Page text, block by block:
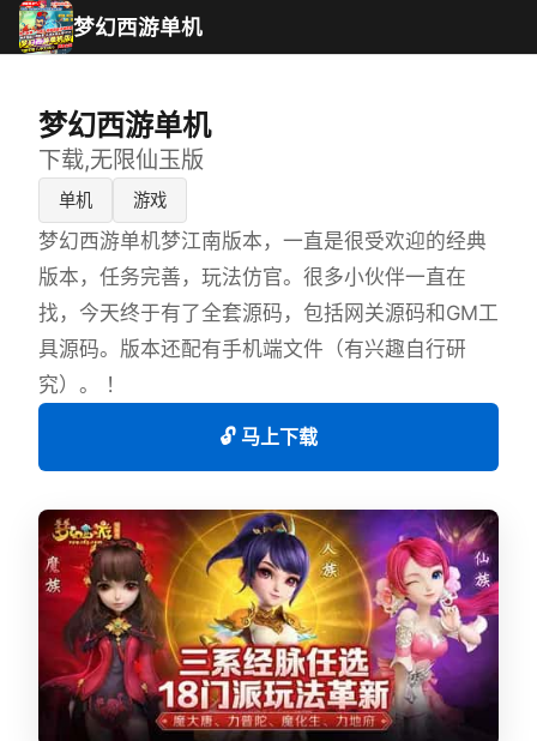
梦幻西游单机
梦幻西游单机
下载,无限仙玉版
单机 游戏
梦幻西游单机梦江南版本，一直是很受欢迎的经典
版本，任务完善，玩法仿官。很多小伙伴一直在
找，今天终于有了全套源码，包括网关源码和GM工
具源码。版本还配有手机端文件（有兴趣自行研
究）。 ！
🔓 马上下载